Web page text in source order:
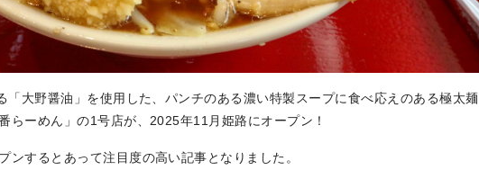
「大野醤油」を使用した、パンチのある濃い特製スープに食べ応えのある極太麺
らーめん」の1号店が、2025年11月姫路にオープン！
ンするとあって注目度の高い記事となりました。